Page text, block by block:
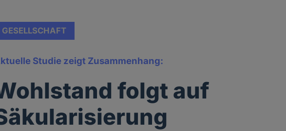
GESELLSCHAFT
Studie zeigt Zusammenhang:
folgt auf